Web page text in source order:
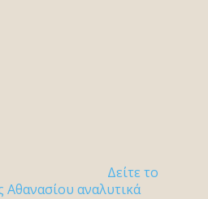
Δείτε το
αναλυτικά